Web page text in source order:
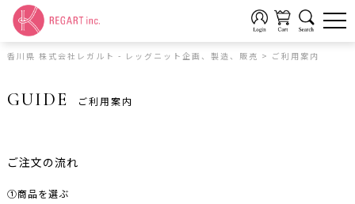
香川県 株式会社レガルト - レッグニット企画、製造、販売 > ご利用案内
GUIDE ご利用案内
ご注文の流れ
①商品を選ぶ